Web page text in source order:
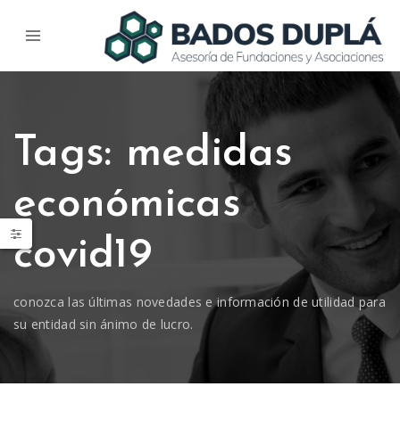
Tags: medidas
económicas
covid19
conozca las últimas novedades e información de utilidad para
su entidad sin ánimo de lucro.